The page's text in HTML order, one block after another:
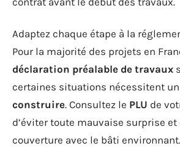
Adaptez chaque étape à la
Pour la majorité des projets en
déclaration préalable de travaux
certaines situations nécessitent un
construire. Consultez le PLU de
d’éviter toute mauvaise surprise et
couverture avec le bâti environnant.